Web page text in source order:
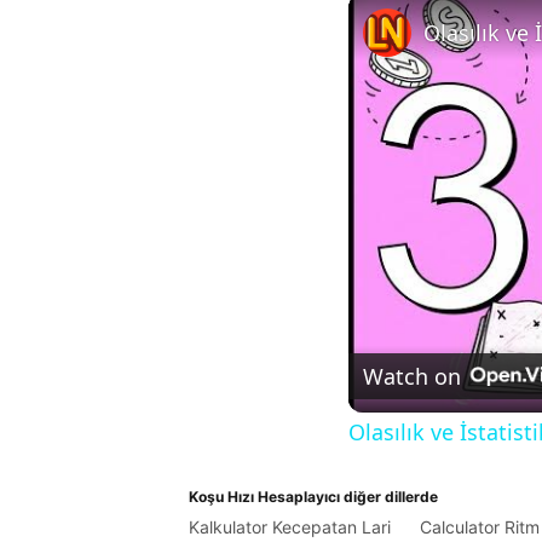
Olasılık
Watch on
Olasılık ve
Koşu Hızı Hesaplayıcı diğer dillerde
Kalkulator Kecepatan Lari Calculator